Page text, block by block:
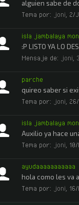
alguien sabe de
Tema por:
joni 2/
isla jambalaya
:P LISTO YA LO
Mensaje de:
joni
parche
quireo saber si
Tema por:
joni
isla jambalaya
Auxilio ya hace
Tema por:
joni
ayudaaaaaaaaaaa
hola como les va
Tema por:
joni